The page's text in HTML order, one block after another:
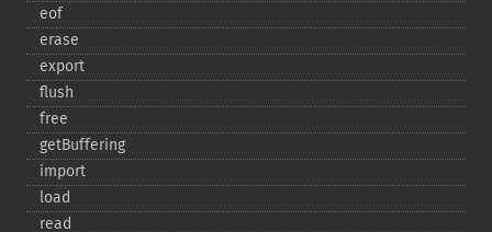
eof
erase
export
flush
free
getBuffering
import
load
read